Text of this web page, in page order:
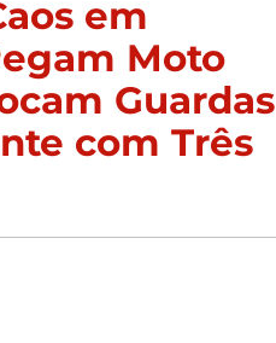
em
Moto
Guardas
com Três